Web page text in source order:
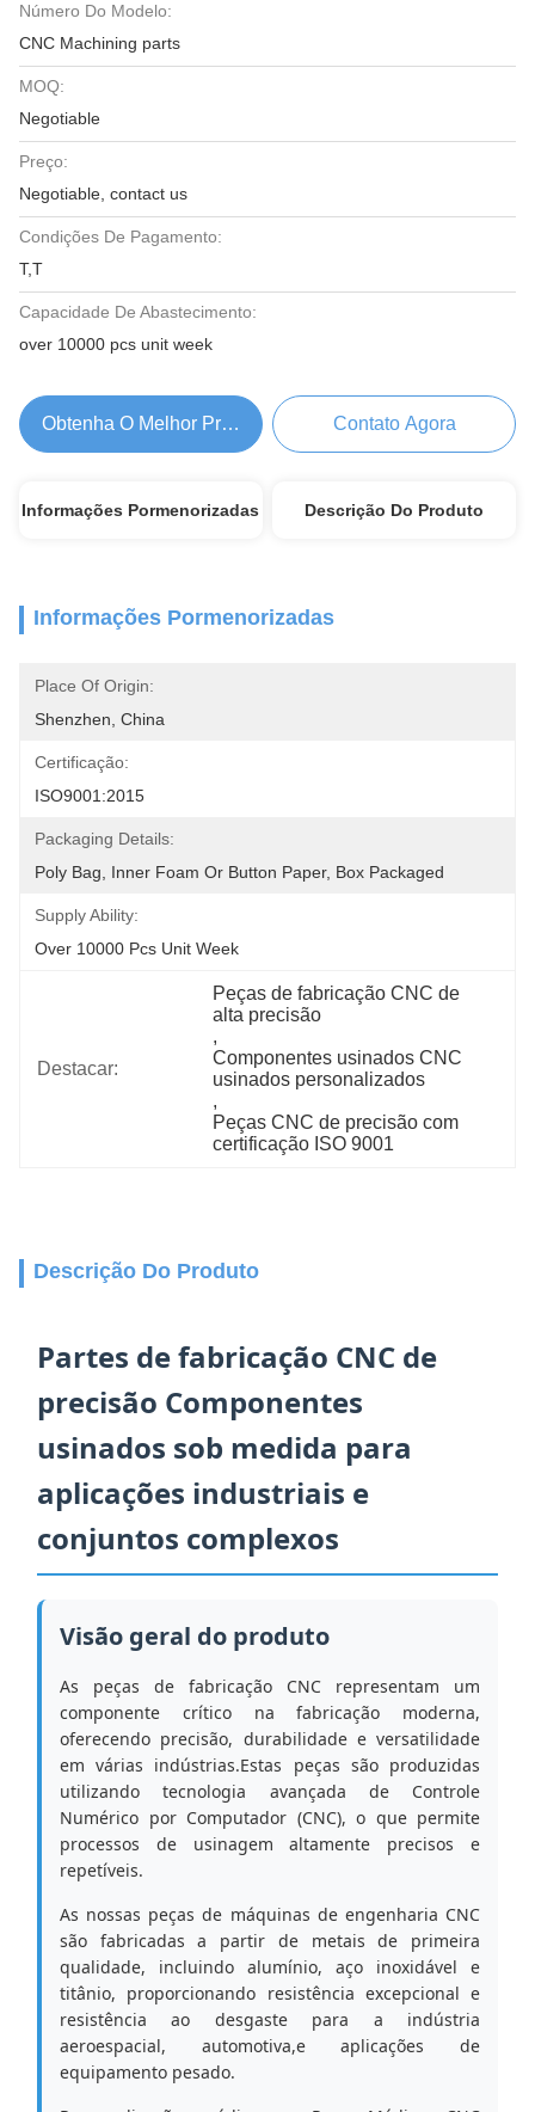
Número Do Modelo:
CNC Machining parts
MOQ:
Negotiable
Preço:
Negotiable, contact us
Condições De Pagamento:
T,T
Capacidade De Abastecimento:
over 10000 pcs unit week
Obtenha O Melhor Preço Contato Agora
Informações Pormenorizadas Descrição Do Produto
Informações Pormenorizadas
Place Of Origin:
Shenzhen, China
Certificação:
ISO9001:2015
Packaging Details:
Poly Bag, Inner Foam Or Button Paper, Box Packaged
Supply Ability:
Over 10000 Pcs Unit Week
Destacar:
Peças de fabricação CNC de
alta precisão
,
Componentes usinados CNC
usinados personalizados
,
Peças CNC de precisão com
certificação ISO 9001
Descrição Do Produto
Partes de fabricação CNC de
precisão Componentes
usinados sob medida para
aplicações industriais e
conjuntos complexos
Visão geral do produto
As peças de fabricação CNC representam um
componente crítico na fabricação moderna,
oferecendo precisão, durabilidade e versatilidade
em várias indústrias.Estas peças são produzidas
utilizando tecnologia avançada de Controle
Numérico por Computador (CNC), o que permite
processos de usinagem altamente precisos e
repetíveis.
As nossas peças de máquinas de engenharia CNC
são fabricadas a partir de metais de primeira
qualidade, incluindo alumínio, aço inoxidável e
titânio, proporcionando resistência excepcional e
resistência ao desgaste para a indústria
aeroespacial, automotiva,e aplicações de
equipamento pesado.